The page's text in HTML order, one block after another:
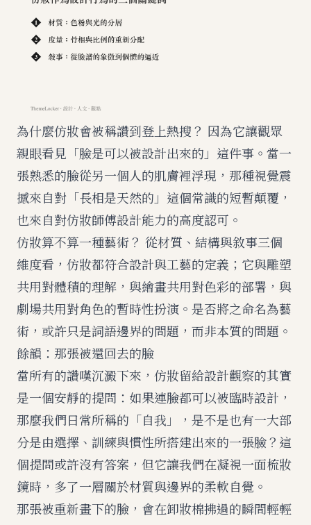
為什麼仿妝會被稱讚到登上熱搜？ 因為它讓觀眾
親眼看見「臉是可以被設計出來的」這件事。當一
張熟悉的臉從另一個人的肌膚裡浮現，那種視覺震
撼來自對「長相是天然的」這個常識的短暫顛覆，
也來自對仿妝師傅設計能力的高度認可。
仿妝算不算一種藝術？ 從材質、結構與敘事三個
維度看，仿妝都符合設計與工藝的定義；它與雕塑
共用對體積的理解，與繪畫共用對色彩的部署，與
劇場共用對角色的暫時性扮演。是否將之命名為藝
術，或許只是詞語邊界的問題，而非本質的問題。
餘韻：那張被還回去的臉
當所有的讚嘆沉澱下來，仿妝留給設計觀察的其實
是一個安靜的提問：如果連臉都可以被臨時設計，
那麼我們日常所稱的「自我」，是不是也有一大部
分是由選擇、訓練與慣性所搭建出來的一張臉？這
個提問或許沒有答案，但它讓我們在凝視一面梳妝
鏡時，多了一層關於材質與邊界的柔軟自覺。
那張被重新畫下的臉，會在卸妝棉拂過的瞬間輕輕